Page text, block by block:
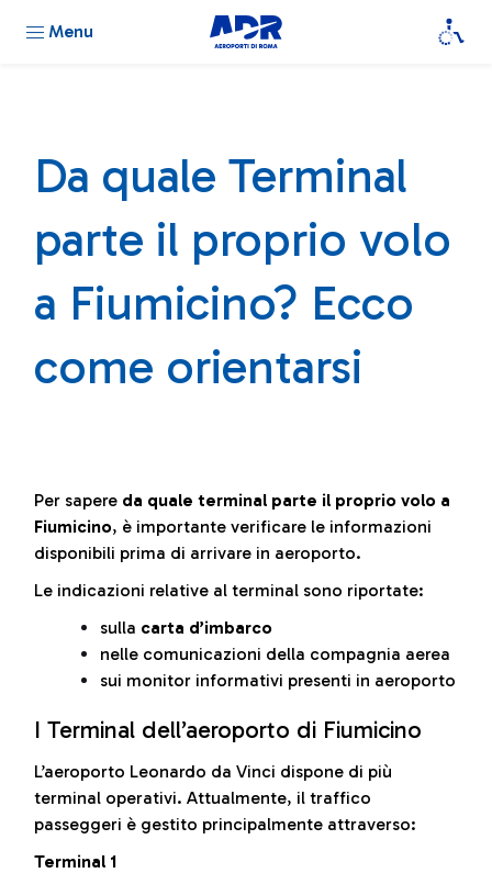
Menu
Da quale Terminal
parte il proprio volo
a Fiumicino? Ecco
come orientarsi
Per sapere da quale terminal parte il proprio volo a
Fiumicino, è importante verificare le informazioni
disponibili prima di arrivare in aeroporto.
Le indicazioni relative al terminal sono riportate:
sulla carta d’imbarco
nelle comunicazioni della compagnia aerea
sui monitor informativi presenti in aeroporto
I Terminal dell’aeroporto di Fiumicino
L’aeroporto Leonardo da Vinci dispone di più
terminal operativi. Attualmente, il traffico
passeggeri è gestito principalmente attraverso:
Terminal 1